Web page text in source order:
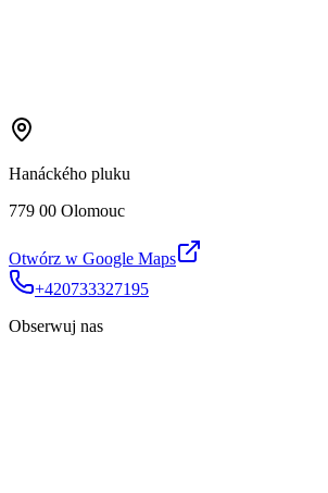
Hanáckého pluku
779 00 Olomouc
Otwórz w Google Maps
+420733327195
Obserwuj nas